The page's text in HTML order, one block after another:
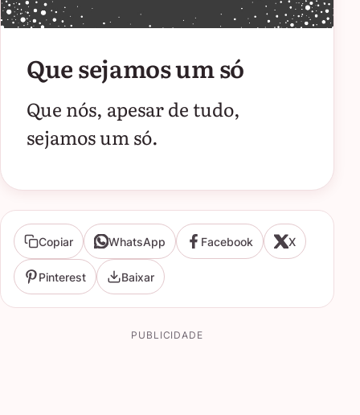
Que sejamos um só
Que nós, apesar de tudo,
sejamos um só.
Copiar WhatsApp Facebook X
Pinterest Baixar
PUBLICIDADE